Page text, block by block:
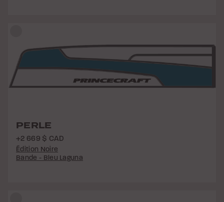
PERLE
+2 669 $ CAD
Édition Noire
Bande - Bleu Laguna